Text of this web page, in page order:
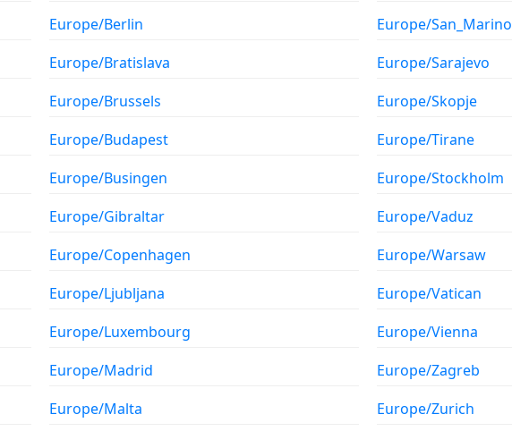
Europe/Berlin
Europe/Bratislava
Europe/Brussels
Europe/Budapest
Europe/Busingen
Europe/Gibraltar
Europe/Copenhagen
Europe/Ljubljana
Europe/Luxembourg
Europe/Madrid
Europe/Malta
Europe/San_Marino
Europe/Sarajevo
Europe/Skopje
Europe/Tirane
Europe/Stockholm
Europe/Vaduz
Europe/Warsaw
Europe/Vatican
Europe/Vienna
Europe/Zagreb
Europe/Zurich